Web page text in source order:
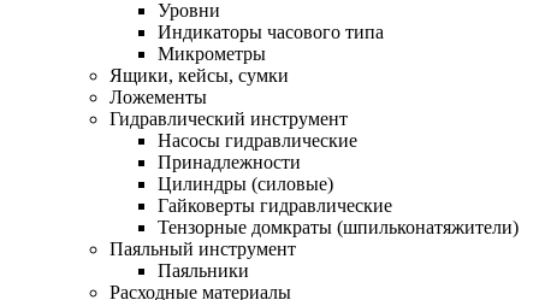
Уровни
Индикаторы часового типа
Микрометры
Ящики, кейсы, сумки
Ложементы
Гидравлический инструмент
Насосы гидравлические
Принадлежности
Цилиндры (силовые)
Гайковерты гидравлические
Тензорные домкраты (шпильконатяжители)
Паяльный инструмент
Паяльники
Расходные материалы